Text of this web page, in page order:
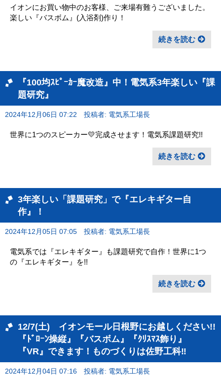
イオンにお買い物中のお客様、ご来場有難うございました。
楽しい『バスボム』(入浴剤)作り！
続きを読む
『100均ｽﾋﾟｰｶｰ魔改造』中！電気系3年楽しい『課
題研究』
2024年12月06日 07:22 投稿者: 電気系工場長
世界に1つのスピーカー💛完成させます！電気系課題研究!!
続きを読む
3年楽しい「課題研究」で『エレキギター自
作』！
2024年12月05日 07:05 投稿者: 電気系工場長
電気系では『エレキギター』も課題研究で自作！世界に1つ
の『エレキギター』を!!
続きを読む
12/7(土) イオンモール日根野にお越しください!!
『ﾄﾞﾛｰﾝ操縦』『バスボム』『ｸﾘｽﾏｽ飾り』
『VR』できます！ものづくりは佐野工科‼
2024年12月04日 07:16 投稿者: 電気系工場長